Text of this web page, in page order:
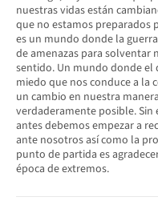
nuestras vidas están
que no estamos preparados
es un mundo donde la
de amenazas para solventar
sentido. Un mundo donde el
miedo que nos conduce a la
un cambio en nuestra
verdaderamente posible. Sin
antes debemos empezar a
ante nosotros así como la
punto de partida es
época de extremos.